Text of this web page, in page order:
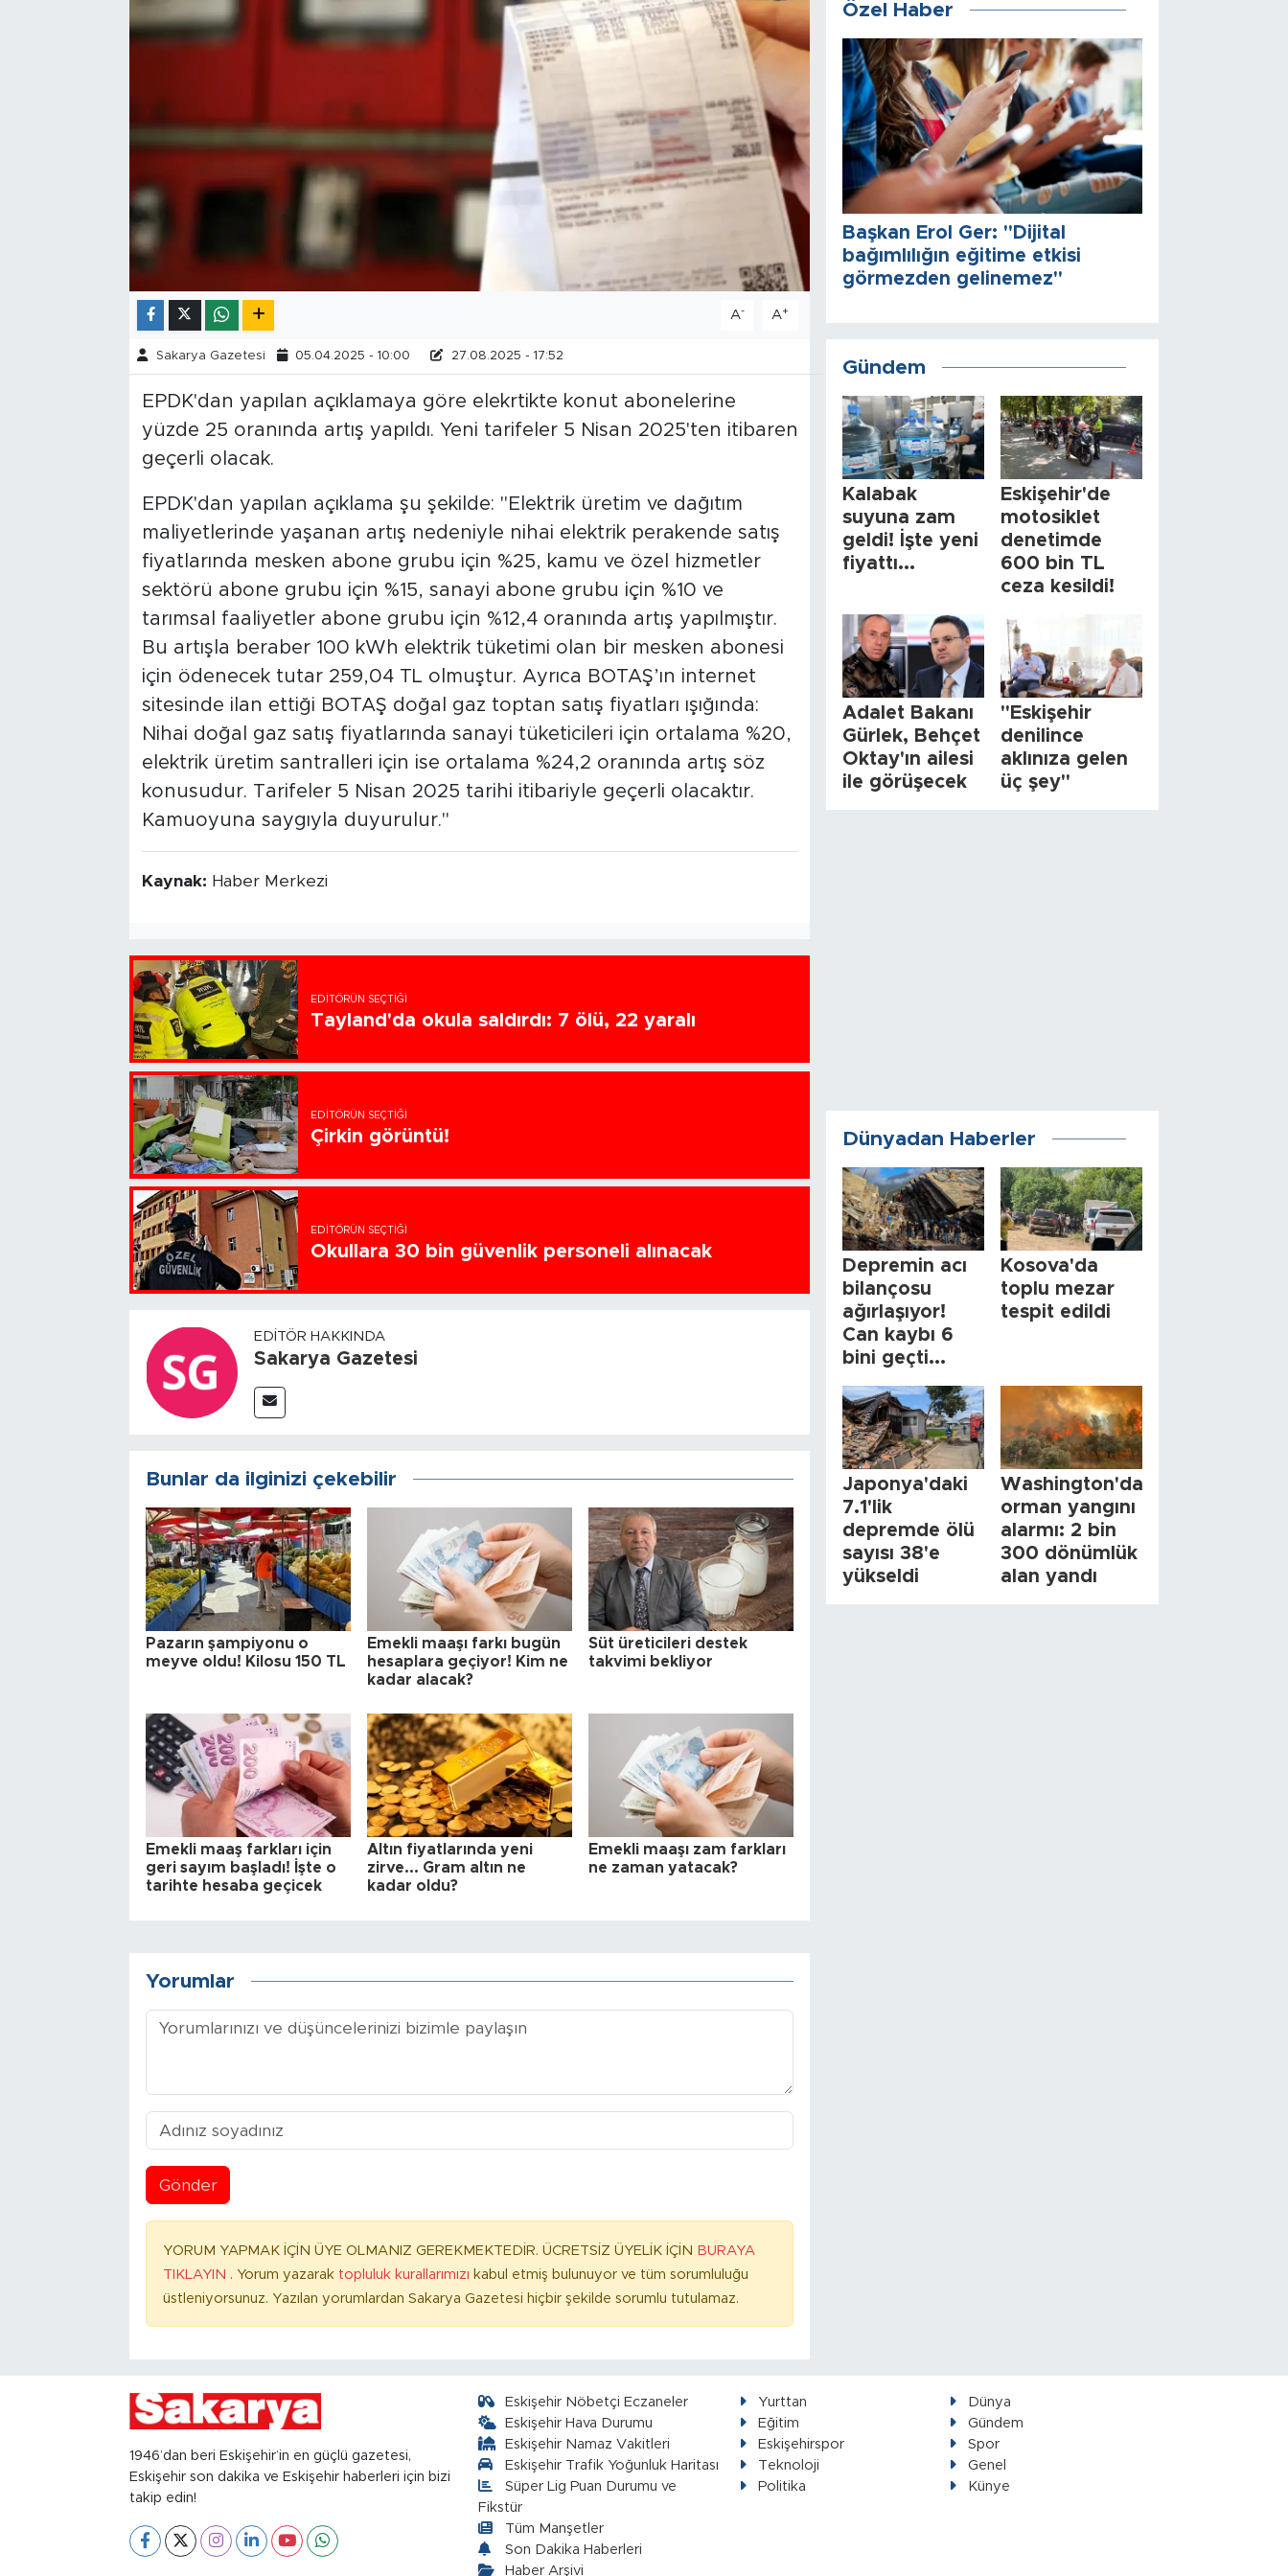
A- A+
Sakarya Gazetesi 05.04.2025 - 10:00 27.08.2025 - 17:52
EPDK'dan yapılan açıklamaya göre elekrtikte konut abonelerine
yüzde 25 oranında artış yapıldı. Yeni tarifeler 5 Nisan 2025'ten itibaren
geçerli olacak.
EPDK'dan yapılan açıklama şu şekilde: "Elektrik üretim ve dağıtım
maliyetlerinde yaşanan artış nedeniyle nihai elektrik perakende satış
fiyatlarında mesken abone grubu için %25, kamu ve özel hizmetler
sektörü abone grubu için %15, sanayi abone grubu için %10 ve
tarımsal faaliyetler abone grubu için %12,4 oranında artış yapılmıştır.
Bu artışla beraber 100 kWh elektrik tüketimi olan bir mesken abonesi
için ödenecek tutar 259,04 TL olmuştur. Ayrıca BOTAŞ’ın internet
sitesinde ilan ettiği BOTAŞ doğal gaz toptan satış fiyatları ışığında:
Nihai doğal gaz satış fiyatlarında sanayi tüketicileri için ortalama %20,
elektrik üretim santralleri için ise ortalama %24,2 oranında artış söz
konusudur. Tarifeler 5 Nisan 2025 tarihi itibariyle geçerli olacaktır.
Kamuoyuna saygıyla duyurulur."
Kaynak: Haber Merkezi
EDITÖRÜN SEÇTIĞI
Tayland'da okula saldırdı: 7 ölü, 22 yaralı
EDITÖRÜN SEÇTIĞI
Çirkin görüntü!
EDITÖRÜN SEÇTIĞI
Okullara 30 bin güvenlik personeli alınacak
EDITÖR HAKKINDA
Sakarya Gazetesi
Bunlar da ilginizi çekebilir
Pazarın şampiyonu o
meyve oldu! Kilosu 150 TL
Emekli maaşı farkı bugün
hesaplara geçiyor! Kim ne
kadar alacak?
Süt üreticileri destek
takvimi bekliyor
Emekli maaş farkları için
geri sayım başladı! İşte o
tarihte hesaba geçicek
Altın fiyatlarında yeni
zirve... Gram altın ne
kadar oldu?
Emekli maaşı zam farkları
ne zaman yatacak?
Yorumlar
Gönder
YORUM YAPMAK İÇİN ÜYE OLMANIZ GEREKMEKTEDİR. ÜCRETSİZ ÜYELİK İÇİN BURAYA
TIKLAYIN . Yorum yazarak topluluk kurallarımızı kabul etmiş bulunuyor ve tüm sorumluluğu
üstleniyorsunuz. Yazılan yorumlardan Sakarya Gazetesi hiçbir şekilde sorumlu tutulamaz.
Özel Haber
Başkan Erol Ger: "Dijital
bağımlılığın eğitime etkisi
görmezden gelinemez"
Gündem
Kalabak
suyuna zam
geldi! İşte yeni
fiyattı...
Eskişehir'de
motosiklet
denetimde
600 bin TL
ceza kesildi!
Adalet Bakanı
Gürlek, Behçet
Oktay'ın ailesi
ile görüşecek
"Eskişehir
denilince
aklınıza gelen
üç şey"
Dünyadan Haberler
Depremin acı
bilançosu
ağırlaşıyor!
Can kaybı 6
bini geçti...
Kosova'da
toplu mezar
tespit edildi
Japonya'daki
7.1'lik
depremde ölü
sayısı 38'e
yükseldi
Washington'da
orman yangını
alarmı: 2 bin
300 dönümlük
alan yandı
1946’dan beri Eskişehir’in en güçlü gazetesi,
Eskişehir son dakika ve Eskişehir haberleri için bizi
takip edin!
Eskişehir Nöbetçi Eczaneler
Eskişehir Hava Durumu
Eskişehir Namaz Vakitleri
Eskişehir Trafik Yoğunluk Haritası
Süper Lig Puan Durumu ve
Fikstür
Tüm Manşetler
Son Dakika Haberleri
Haber Arşivi
Yurttan
Dünya
Eğitim
Gündem
Eskişehirspor
Spor
Teknoloji
Genel
Politika
Künye